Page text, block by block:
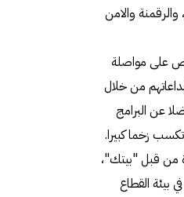
والامن
على مواصلة
من خلال
عن البرامج
زخما كبيرا.
من قبل "بيتك"،
بيئة القطاع